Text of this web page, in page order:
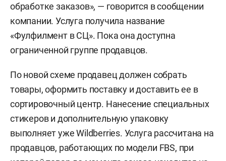
обработке заказов», — говорится в сообщении
компании. Услуга получила название
«Фулфилмент в СЦ». Пока она доступна
ограниченной группе продавцов.
По новой схеме продавец должен собрать
товары, оформить поставку и доставить ее в
сортировочный центр. Нанесение специальных
стикеров и дополнительную упаковку
выполняет уже Wildberries. Услуга рассчитана на
продавцов, работающих по модели FBS, при